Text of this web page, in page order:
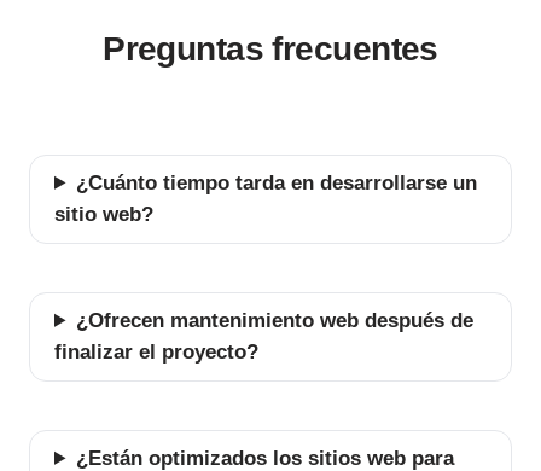
Preguntas frecuentes
¿Cuánto tiempo tarda en desarrollarse un
sitio web?
¿Ofrecen mantenimiento web después de
finalizar el proyecto?
¿Están optimizados los sitios web para